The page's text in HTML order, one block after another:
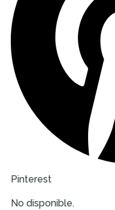
Pinterest
No disponible.